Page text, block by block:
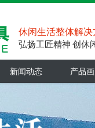
休闲生活整体解决
弘扬工匠精神 创休
新闻动态 产品